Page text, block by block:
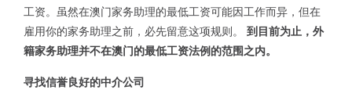
工资。虽然在澳门家务助理的最低工资可能因工作而异，但在
雇用你的家务助理之前，必先留意这项规则。 到 目前为止，外
籍家务助理并不在澳门的最低工资法例的范围之内。
寻找信誉良好的中介公司